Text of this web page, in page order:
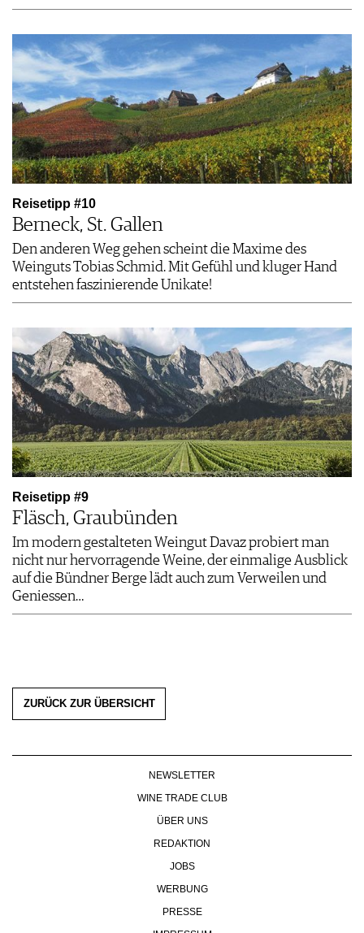
Reisetipp #10
Berneck, St. Gallen
Den anderen Weg gehen scheint die Maxime des
Weinguts Tobias Schmid. Mit Gefühl und kluger Hand
entstehen faszinierende Unikate!
Reisetipp #9
Fläsch, Graubünden
Im modern gestalteten Weingut Davaz probiert man
nicht nur hervorragende Weine, der einmalige Ausblick
auf die Bündner Berge lädt auch zum Verweilen und
Geniessen…
ZURÜCK ZUR ÜBERSICHT
NEWSLETTER
WINE TRADE CLUB
ÜBER UNS
REDAKTION
JOBS
WERBUNG
PRESSE